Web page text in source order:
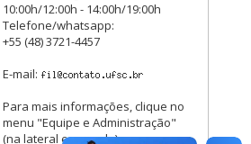
10:00h/12:00h - 14:00h/19:00h
Telefone/whatsapp:
+55 (48) 3721-4457
E-mail:
Para mais informações, clique no
menu "Equipe e Administração"
(na lateral esquerda).